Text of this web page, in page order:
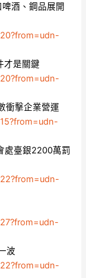
酒、鋼品展開
才是關鍵
衝擊企業營運
處臺銀2200萬罰
波